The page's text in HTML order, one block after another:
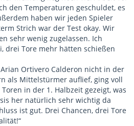
den Temperaturen geschuldet, es
haben wir jeden Spieler
Strich war der Test okay. Wir
sehr wenig zugelassen. Ich
drei Tore mehr hätten schießen
Ortivero Calderon nicht in der
als Mittelstürmer auflief, ging voll
in der 1. Halbzeit gezeigt, was
her natürlich sehr wichtig da
ist gut. Drei Chancen, drei Tore